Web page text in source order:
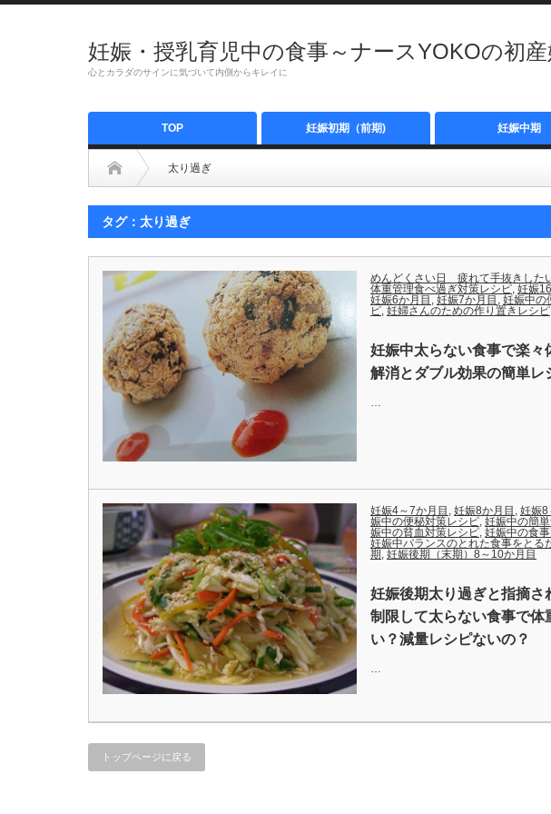
妊娠・授乳育児中の食事～ナースYOKOの初
心とカラダのサインに気づいて内側からキレイに
TOP 妊娠初期（前期) 妊娠中期
太り過ぎ
タグ：太り過ぎ
めんどくさい日 疲れて手抜きした
体重管理食べ過ぎ対策レシピ, 妊娠
妊娠6か月目 , 妊娠7か月目 , 妊娠中の
ピ, 妊婦さんのための作り置きレシピ
妊娠中太らない食事で楽々
解消とダブル効果の簡単レ
…
妊娠4～7か月目 , 妊娠8か月目 , 妊娠8
娠中の便秘対策レシピ, 妊娠中の簡
娠中の貧血対策レシピ, 妊娠中の食
妊娠中パランスのとれた食事をとる
期, 妊娠後期（末期）8～10か月目
妊娠後期太り過ぎと指摘さ
制限して太らない食事で体
い？減量レシピないの？
…
トップページに戻る